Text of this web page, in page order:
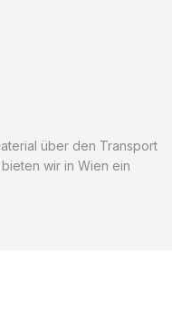
über den Transport
wir in Wien ein